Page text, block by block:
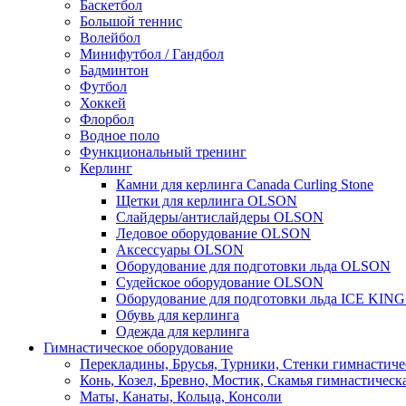
Баскетбол
Большой теннис
Волейбол
Минифутбол / Гандбол
Бадминтон
Футбол
Хоккей
Флорбол
Водное поло
Функциональный тренинг
Керлинг
Камни для керлинга Canada Curling Stone
Щетки для керлинга OLSON
Слайдеры/антислайдеры OLSON
Ледовое оборудование OLSON
Аксессуары OLSON
Оборудование для подготовки льда OLSON
Судейское оборудование OLSON
Оборудование для подготовки льда ICE
Обувь для керлинга
Одежда для керлинга
Гимнастическое оборудование
Перекладины, Брусья, Турники, Стенки
Конь, Козел, Бревно, Мостик, Скамья
Маты, Канаты, Кольца, Консоли